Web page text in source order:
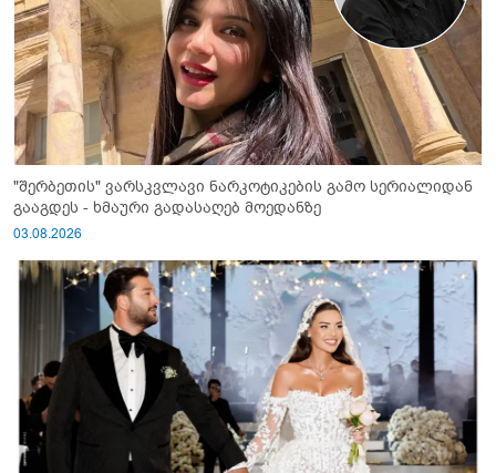
"შერბეთის" ვარსკვლავი ნარკოტიკების გამო სერიალიდან
გააგდეს - ხმაური გადასაღებ მოედანზე
03.08.2026